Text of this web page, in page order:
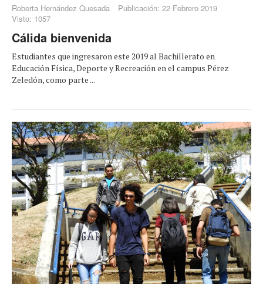
Roberta Hernández Quesada
Publicación: 22 Febrero 2019
Visto: 1057
Cálida bienvenida
Estudiantes que ingresaron este 2019 al Bachillerato en
Educación Física, Deporte y Recreación en el campus Pérez
Zeledón, como parte ...